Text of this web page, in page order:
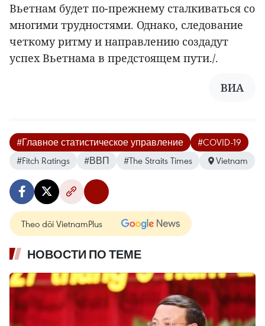
Вьетнам будет по-прежнему сталкиваться со
многими трудностями. Однако, следование
четкому ритму и направлению создадут
успех Вьетнама в предстоящем пути./.
ВИА
#Главное статистическое управление
#COVID-19
#Fitch Ratings
#ВВП #The Straits Times Vietnam
Theo dõi VietnamPlus
НОВОСТИ ПО ТЕМЕ